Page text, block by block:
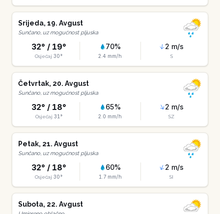
Srijeda, 19. Avgust
Sunčano, uz mogućnost pljuska
32° / 19°
Osjećaj 30°
70%
2.4 mm/h
2 m/s
S
Četvrtak, 20. Avgust
Sunčano, uz mogućnost pljuska
32° / 18°
Osjećaj 31 °
65%
2.0 mm/h
2 m/s
SZ
Petak, 21. Avgust
Sunčano, uz mogućnost pljuska
32° / 18°
Osjećaj 30°
60%
1.7mm/h
2 m/s
SI
Subota, 22. Avgust